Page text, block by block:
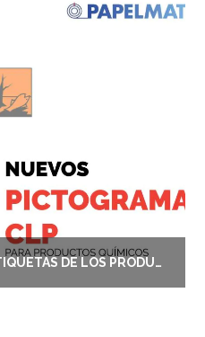
PICTOGRAMAS EN LAS ETIQUETAS DE LOS PRODUCTOS QUÍMICOS